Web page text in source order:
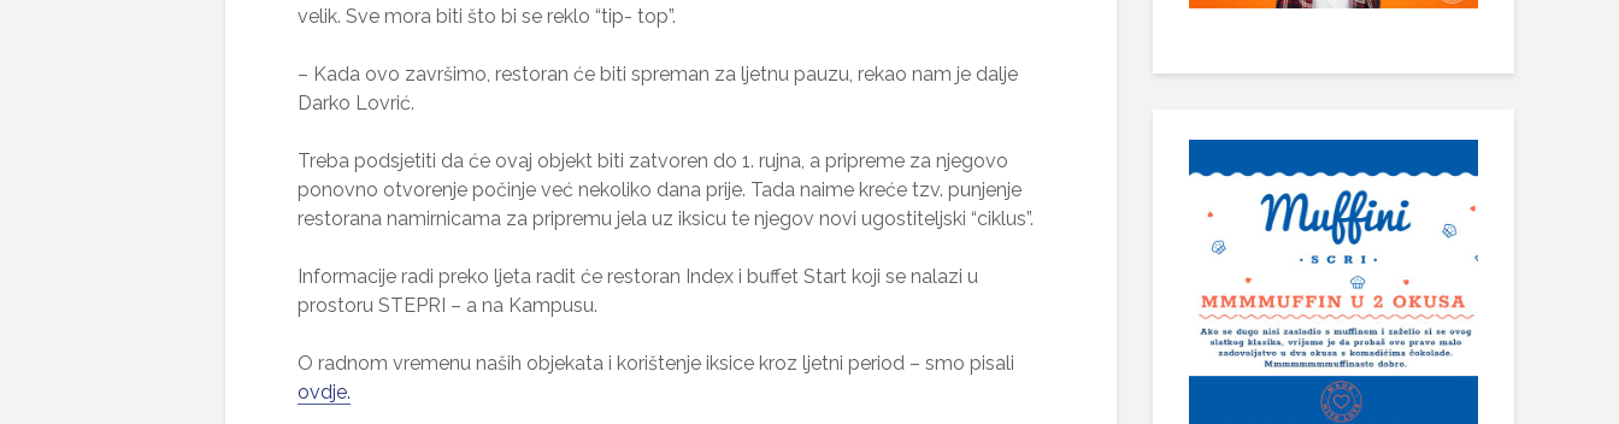
velik. Sve mora biti što bi se reklo “tip- top”.
– Kada ovo završimo, restoran će biti spreman za ljetnu pauzu, rekao nam je dalje
Darko Lovrić.
Treba podsjetiti da će ovaj objekt biti zatvoren do 1. rujna, a pripreme za njegovo
ponovno otvorenje počinje već nekoliko dana prije. Tada naime kreće tzv. punjenje
restorana namirnicama za pripremu jela uz iksicu te njegov novi ugostiteljski “ciklus”.
Informacije radi preko ljeta radit će restoran Index i buffet Start koji se nalazi u
prostoru STEPRI – a na Kampusu.
O radnom vremenu naših objekata i korištenje iksice kroz ljetni period – smo pisali
ovdje.